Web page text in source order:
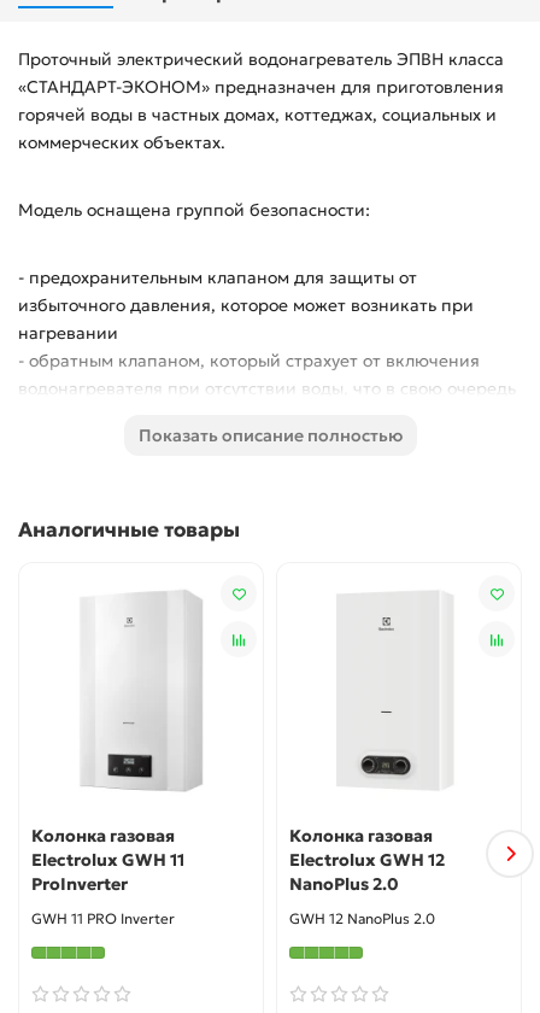
Проточный электрический водонагреватель ЭПВН класса
«СТАНДАРТ-ЭКОНОМ» предназначен для приготовления
горячей воды в частных домах, коттеджах, социальных и
коммерческих объектах.
Модель оснащена группой безопасности:
- предохранительным клапаном для защиты от
избыточного давления, которое может возникать при
нагревании
- обратным клапаном, который страхует от включения
водонагревателя при отсутствии воды, что в свою очередь
пропускает воду только внутрь водонагревателя, исключая
аварийным термовыключателем, который срабатывает
Показать описание полностью
Аналогичные товары
Колонка газовая
Electrolux GWH 11
ProInverter
GWH 11 PRO Inverter
Колонка газовая
Electrolux GWH 12
NanoPlus 2.0
GWH 12 NanoPlus 2.0